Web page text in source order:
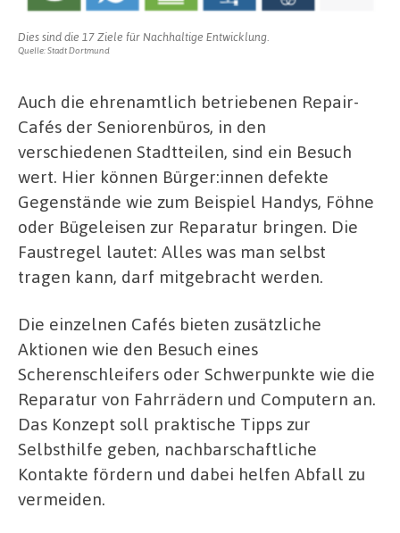
Dies sind die 17 Ziele für Nachhaltige Entwicklung.
Quelle: Stadt Dortmund
Auch die ehrenamtlich betriebenen Repair-
Cafés der Seniorenbüros, in den
verschiedenen Stadtteilen, sind ein Besuch
wert. Hier können Bürger:innen defekte
Gegenstände wie zum Beispiel Handys, Föhne
oder Bügeleisen zur Reparatur bringen. Die
Faustregel lautet: Alles was man selbst
tragen kann, darf mitgebracht werden.
Die einzelnen Cafés bieten zusätzliche
Aktionen wie den Besuch eines
Scherenschleifers oder Schwerpunkte wie die
Reparatur von Fahrrädern und Computern an.
Das Konzept soll praktische Tipps zur
Selbsthilfe geben, nachbarschaftliche
Kontakte fördern und dabei helfen Abfall zu
vermeiden.